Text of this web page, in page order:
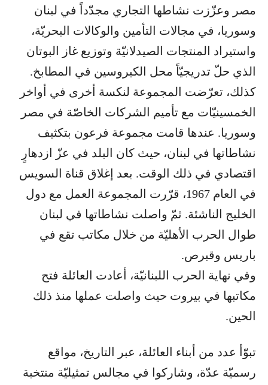
مصر وعزّزت نشاطها التجاري مجدّداً في لبنان
وسوريا، في مجالات التأمين والوكالات البحريّة،
واستيراد المنتجات الصيدلانيّة وتوزيع غاز البوتان
الذي حلّ تدريجيّاً محل الكيروسين في المطابخ.
كذلك، تعرّضت المجموعة لنكسة أخرى في أواخر
الخمسينيّات مع تأميم الشركات الخاصّة في مصر
وسوريا. عندها قامت مجموعة فرعون بتكثيف
نشاطاتها في لبنان، حيث كان البلد في عزّ ازدهارٍ
اقتصادي في ذلك الوقت. بعد إغلاق قناة السويس
في العام 1967، قرّرت المجموعة العمل مع دول
الخليج الناشئة. ثمّ واصلت نشاطاتها في لبنان
طوال الحرب الأهليّة من خلال مكاتب تقع في
باريس وقبرص.
وفي نهاية الحرب اللبنانيّة، أعادت العائلة فتح
مكاتبها في بيروت حيث واصلت عملها منذ ذلك
الحين.
تبوّأ عدد من أبناء العائلة، عبر التاريخ، مواقع
رسميّة عدّة، وشاركوا في مجالس تمثيليّة منتخبة